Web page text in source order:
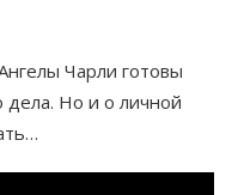
Чарли готовы
дела. Но и о личной